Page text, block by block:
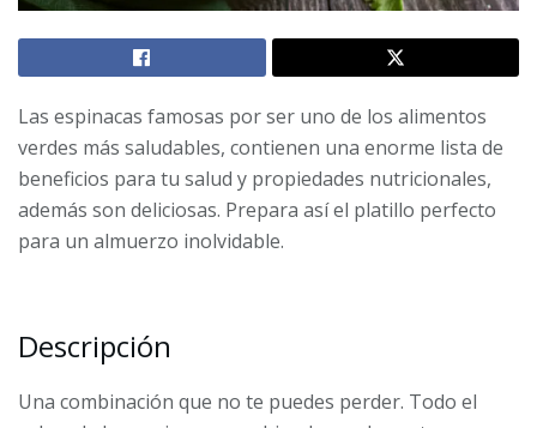
Las espinacas famosas por ser uno de los alimentos
verdes más saludables, contienen una enorme lista de
beneficios para tu salud y propiedades nutricionales,
además son deliciosas. Prepara así el platillo perfecto
para un almuerzo inolvidable.
Descripción
Una combinación que no te puedes perder. Todo el